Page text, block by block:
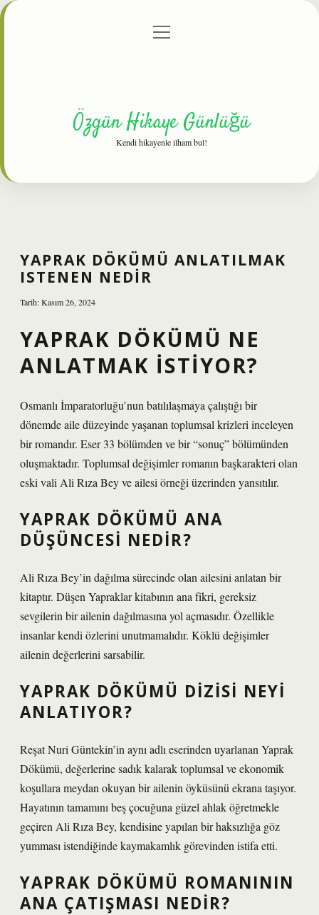
Gizlilik Politikası
menüyü
Özgün Hikaye Günlüğü
Kendi hikayenle ilham bul!
YAPRAK DÖKÜMÜ ANLATILMAK
ISTENEN NEDIR
Tarih: Kasım 26, 2024
YAPRAK DÖKÜMÜ NE
ANLATMAK ISTIYOR?
Osmanlı İmparatorluğu’nun batılılaşmaya çalıştığı bir
dönemde aile düzeyinde yaşanan toplumsal krizleri inceleyen
bir romandır. Eser 33 bölümden ve bir “sonuç” bölümünden
oluşmaktadır. Toplumsal değişimler romanın başkarakteri olan
eski vali Ali Rıza Bey ve ailesi örneği üzerinden yansıtılır.
YAPRAK DÖKÜMÜ ANA
DÜŞÜNCESI NEDIR?
Ali Rıza Bey’in dağılma sürecinde olan ailesini anlatan bir
kitaptır. Düşen Yapraklar kitabının ana fikri, gereksiz
sevgilerin bir ailenin dağılmasına yol açmasıdır. Özellikle
insanlar kendi özlerini unutmamalıdır. Köklü değişimler
ailenin değerlerini sarsabilir.
YAPRAK DÖKÜMÜ DIZISI NEYI
ANLATIYOR?
Reşat Nuri Güntekin’in aynı adlı eserinden uyarlanan Yaprak
Dökümü, değerlerine sadık kalarak toplumsal ve ekonomik
koşullara meydan okuyan bir ailenin öyküsünü ekrana taşıyor.
Hayatının tamamını beş çocuğuna güzel ahlak öğretmekle
geçiren Ali Rıza Bey, kendisine yapılan bir haksızlığa göz
yumması istendiğinde kaymakamlık görevinden istifa etti.
YAPRAK DÖKÜMÜ ROMANININ
ANA ÇATIŞMASI NEDIR?